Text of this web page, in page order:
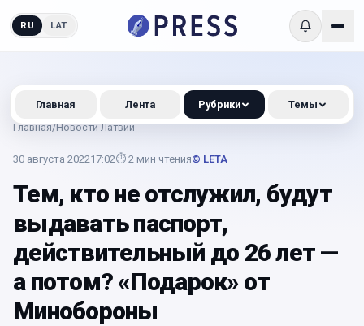
RU LAT
Главная/Новости Латвии
30 августа 202217:02⏱ 2 мин чтения© LETA
Тем, кто не отслужил, будут
выдавать паспорт,
действительный до 26 лет —
а потом? «Подарок» от
Минобороны
Главная Лента Рубрики Темы